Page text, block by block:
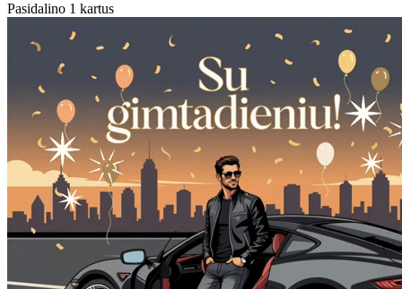
Pasidalino 1 kartus